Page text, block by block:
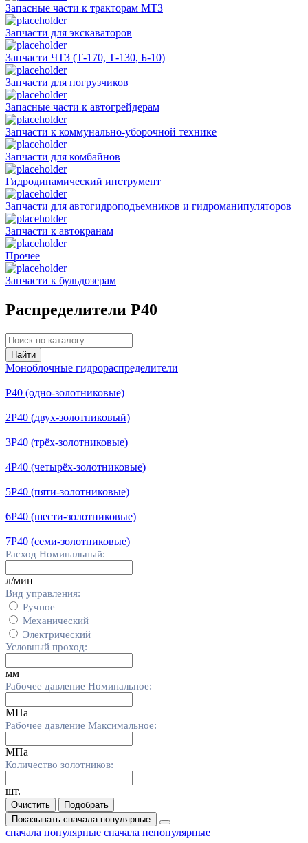
Запасные части к тракторам МТЗ
Запчасти для экскаваторов
Запчасти ЧТЗ (Т-170, Т-130, Б-10)
Запчасти для погрузчиков
Запасные части к автогрейдерам
Запчасти к коммунально-уборочной технике
Запчасти для комбайнов
Гидродинамический инструмент
Запчасти для автогидроподъемников и гидроманипуляторов
Запчасти к автокранам
Прочее
Запчасти к бульдозерам
Распределители Р40
Найти
Моноблочные гидрораспределители
Р40 (одно-золотниковые)
2Р40 (двух-золотниковый)
3Р40 (трёх-золотниковые)
4Р40 (четырёх-золотниковые)
5Р40 (пяти-золотниковые)
6Р40 (шести-золотниковые)
7Р40 (семи-золотниковые)
Расход Номинальный:
л/мин
Вид управления:
Ручное
Механический
Электрический
Условный проход:
мм
Рабочее давление Номинальное:
МПа
Рабочее давление Максимальное:
МПа
Количество золотников:
шт.
Очистить
Подобрать
Показывать сначала популярные
сначала популярные сначала непопулярные